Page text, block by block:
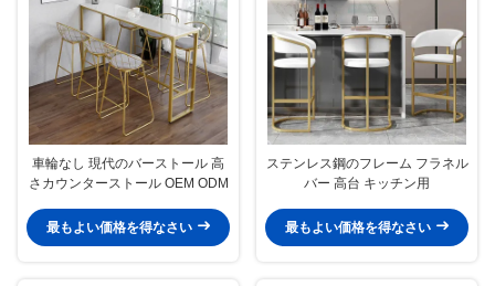
車輪なし 現代のバーストール 高
さカウンターストール OEM ODM
最もよい価格を得なさい
ステンレス鋼のフレーム フラネル
バー 高台 キッチン用
最もよい価格を得なさい